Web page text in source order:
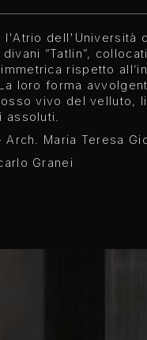
l'Atrio dell'Università
“Tatlin”,
rispetto
loro forma
vivo del velluto,
assoluti.
Arch. Maria Teresa
Granei